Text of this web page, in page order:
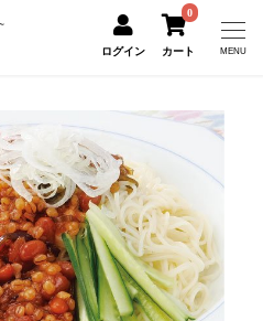
ログイン
0
カート MENU